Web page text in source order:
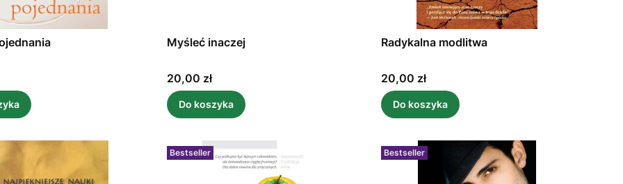
Myśleć inaczej
Cena
20,00 zł
Do koszyka
Radykalna modlitwa
Cena
20,00 zł
Do koszyka
Bestseller Bestseller